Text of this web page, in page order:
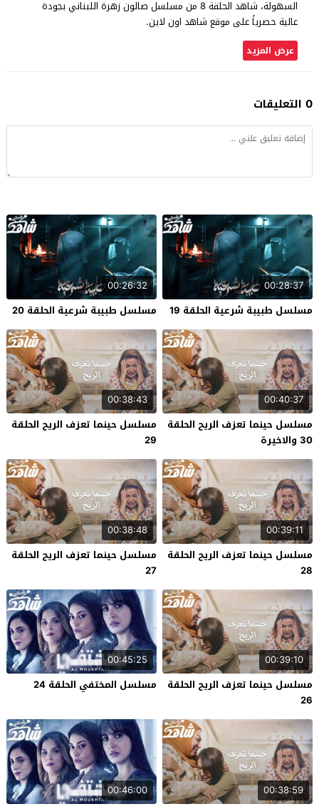
السهولة، شاهد الحلقة 8 من مسلسل صالون زهرة اللبناني بجودة
عالية حصرياً على موقع شاهد اون لاين.
عرض المزيد
0 التعليقات
00:28:37
مسلسل طبيبة شرعية الحلقة 19
00:26:32
مسلسل طبيبة شرعية الحلقة 20
00:40:37
مسلسل حينما تعزف الريح الحلقة
30 والاخيرة
00:38:43
مسلسل حينما تعزف الريح الحلقة
29
00:39:11
مسلسل حينما تعزف الريح الحلقة
28
00:38:48
مسلسل حينما تعزف الريح الحلقة
27
00:39:10
مسلسل حينما تعزف الريح الحلقة
26
00:45:25
مسلسل المختفي الحلقة 24
00:38:59
00:46:00